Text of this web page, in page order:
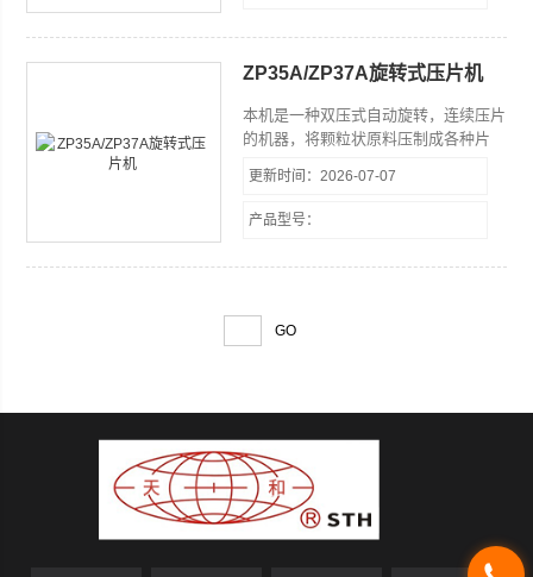
ZP35A/ZP37A旋转式压片机
本机是一种双压式自动旋转，连续压片
的机器，将颗粒状原料压制成各种片
同时适用于化工、食品、电子等工业部
门。
更新时间：2026-07-07
产品型号：